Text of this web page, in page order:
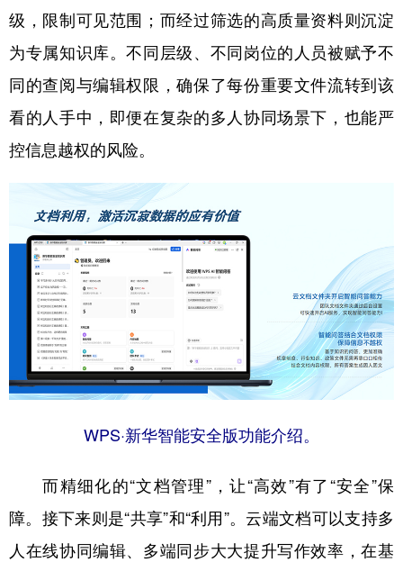
级，限制可见范围；而经过筛选的高质量资料则沉淀
为专属知识库。不同层级、不同岗位的人员被赋予不
同的查阅与编辑权限，确保了每份重要文件流转到该
看的人手中，即便在复杂的多人协同场景下，也能严
控信息越权的风险。
WPS·新华智能安全版功能介绍。
而精细化的“文档管理”，让“高效”有了“安全”保
障。接下来则是“共享”和“利用”。云端文档可以支持多
人在线协同编辑、多端同步大大提升写作效率，在基